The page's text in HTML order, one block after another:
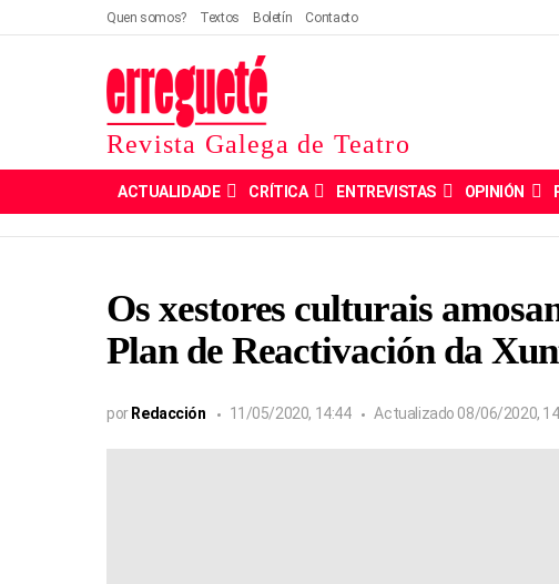
Quen somos? Textos Boletín Contacto
Revista Galega de Teatro
ACTUALIDADE CRÍTICA ENTREVISTAS OPINIÓN
Os xestores culturais
Plan de Reactivación da
por Redacción 11/05/2020, 14:44 Actualizado 08/06/2020,